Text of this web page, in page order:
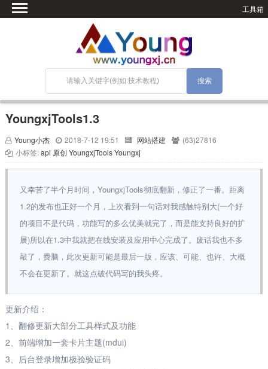
工具箱
网站搭建
关于Blog
宝塔面板
YoungxjTools1.3
Young小杰 2018-7-12 19:51 网站搭建
(63)27816
小标签:api 原创 YoungxjToolsYoungxj
又幸苦了半个月时间，YoungxjTools彻底翻新，修正了一番。距离
1.2的发布也正好一个月，上次看到一句话对我感触特别大(一个好
的项目不是代码，功能写的多么优美就完了，而是能支持良好的扩
展)所以在1.3中我就把在线安装及应用中心完成了。废话我也不多
敲了，费脑，此次更新可能是最后一版，应该、可能、也许、大概
不会在更新了。就这点破代码写的我头疼。
更新介绍：
1、翻修更新大部分工具样式及功能
2、前端增加一套卡片主题(mdui)
3、后台登录增加极验验证码